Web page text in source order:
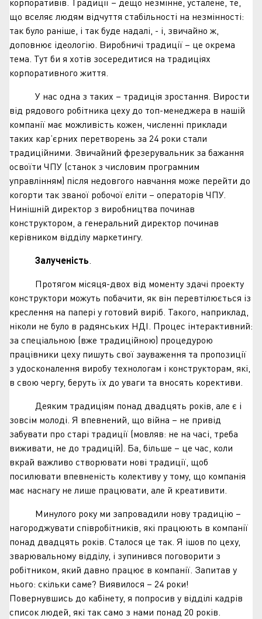
що вселяє людям відчуття стабільності на незмінності:
так було раніше, і так буде надалі, - і, звичайно ж,
доповнює ідеологію. Виробничі традиції – це окрема
тема. Тут би я хотів зосередитися на традиціях
корпоративного життя.
У нас одна з таких – традиція зростання. Вирости
від рядового робітника цеху до топ-менеджера в нашій
компанії має можливість кожен, численні приклади
таких кар’єрних перетворень за 24 роки стали
традиційними. Звичайний фрезерувальник за бажання
освоїти ЧПУ (станок з числовим програмним
управлінням) після недовгого навчання може перейти до
когорти так званої робочої еліти – операторів ЧПУ.
Нинішній директор з виробництва починав
конструктором, а генеральний директор починав
керівником відділу маркетингу.
Залученість
Протягом місяця-двох від моменту здачі проекту
конструктори можуть побачити, як він перевтілюється із
креслення на папері у готовий виріб. Такого, наприклад,
ніколи не було в радянських НДІ. Процес інтерактивний:
за спеціальною (вже традиційною) процедурою
працівники цеху пишуть свої зауваження та пропозиції
з удосконалення виробу технологам і конструкторам, які,
в свою чергу, беруть їх до уваги та вносять корективи.
Деяким традиціям понад двадцять років, але є і
зовсім молоді. Я впевнений, що війна – не привід
забувати про старі традиції (мовляв: не на часі, треба
виживати, не до традицій). Ба, більше – це час, коли
вкрай важливо створювати нові традиції, щоб
посилювати впевненість колективу у тому, що компанія
має наснагу не лише працювати, але й креативити.
Минулого року ми запровадили нову традицію –
нагороджувати співробітників, які працюють в компанії
понад двадцять років. Сталося це так. Я ішов по цеху,
зварювальному відділу, і зупинився поговорити з
робітником, який давно працює в компанії. Запитав у
нього: скільки саме? Виявилося – 24 роки!
Повернувшись до кабінету, я попросив у відділі кадрів
список людей, які так само з нами понад 20 років.